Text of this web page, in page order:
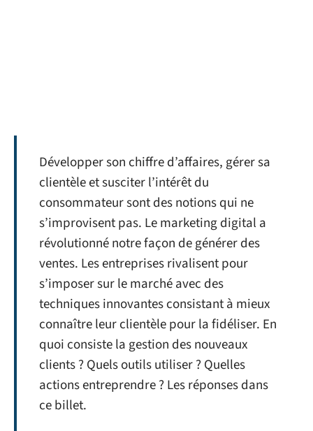
Développer son chiffre d’affaires, gérer sa
clientèle et susciter l’intérêt du
consommateur sont des notions qui ne
s’improvisent pas. Le marketing digital a
révolutionné notre façon de générer des
ventes. Les entreprises rivalisent pour
s’imposer sur le marché avec des
techniques innovantes consistant à mieux
connaître leur clientèle pour la fidéliser. En
quoi consiste la gestion des nouveaux
clients ? Quels outils utiliser ? Quelles
actions entreprendre ? Les réponses dans
ce billet.